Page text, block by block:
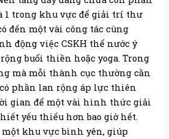
1 trong khu vực để giải trí thư
đến một vài công tác cùng
động việc CSKH thể nước ý
buổi thiền hoặc yoga. Trong
mà mỗi thành cục thường cần
phần lan rộng áp lực thiên
gian để một vài hình thức giải
yếu thiếu hơn bao giờ hết.
khu vực bình yên, giúp